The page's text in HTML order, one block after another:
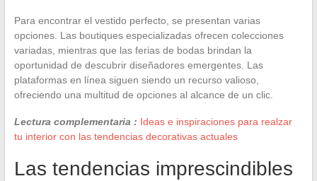
Para encontrar el vestido perfecto, se presentan varias
opciones. Las boutiques especializadas ofrecen colecciones
variadas, mientras que las ferias de bodas brindan la
oportunidad de descubrir diseñadores emergentes. Las
plataformas en línea siguen siendo un recurso valioso,
ofreciendo una multitud de opciones al alcance de un clic.
Lectura complementaria : Ideas e inspiraciones para realzar
tu interior con las tendencias decorativas actuales
Las tendencias imprescindibles